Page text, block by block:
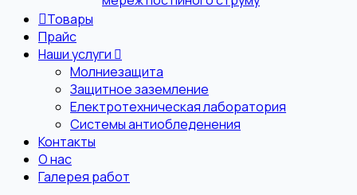
Товары
Прайс
Наши услуги
Молниезащита
Защитное заземление
Електротехническая лаборатория
Системы антиобледенения
Контакты
О нас
Галерея работ